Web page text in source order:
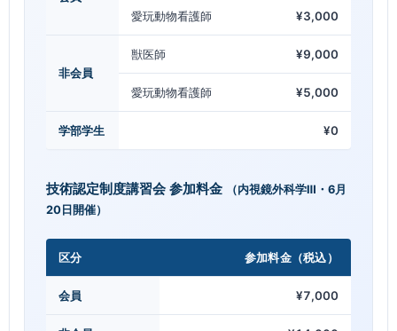
愛玩動物看護師 ¥3,000
非会員
獣医師 ¥9,000
愛玩動物看護師 ¥5,000
学部学生 ¥0
技術認定制度講習会 参加料金
（内視鏡外科学Ⅲ・6月
20日開催）
区分 参加料金（税込）
会員 ¥7,000